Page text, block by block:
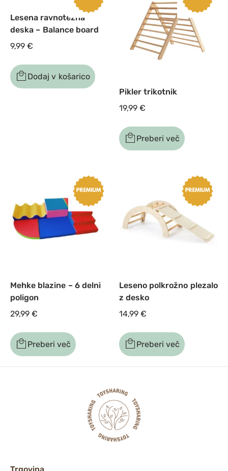
Lesena ravnotežna
deska – Balance board
9,99€
Dodaj v košarico
Pikler trikotnik
19,99€
Preberi več
Mehke blazine – 6 delni
poligon
29,99€
Preberi več
Leseno polkrožno plezalo
z desko
14,99€
Preberi več